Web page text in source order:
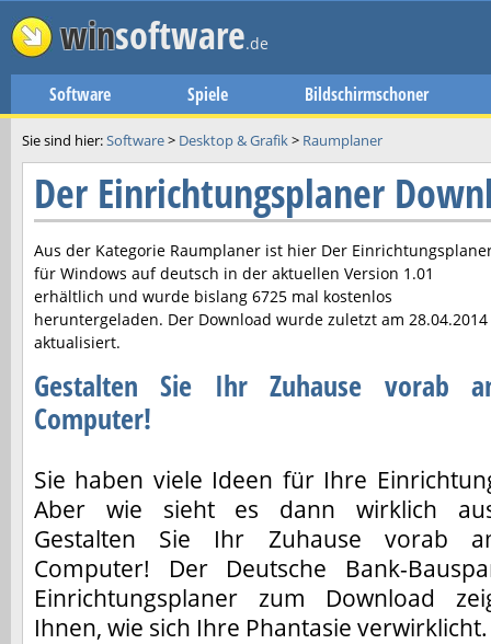
winsoftware.de
Software Spiele Bildschirmschoner
Sie sind hier:Software> Desktop & Grafik> Raumplaner
Der Einrichtungsplaner
Aus der Kategorie Raumplaner ist hier Der
für Windows auf deutsch in der aktuellen Version 1.01
erhältlich und wurde bislang 6725 mal kostenlos
heruntergeladen. Der Download wurde zuletzt am 28.04.2014
aktualisiert.
Gestalten Sie Ihr Zuhause vorab
Computer!
Sie haben viele Ideen für Ihre
Aber wie sieht es dann wirklich
Gestalten Sie Ihr Zuhause vorab
Computer! Der Deutsche Bank-
Einrichtungsplaner zum Download
Ihnen, wie sich Ihre Phantasie verwirklicht.